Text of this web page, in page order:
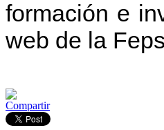
formación e
web de la
Compartir